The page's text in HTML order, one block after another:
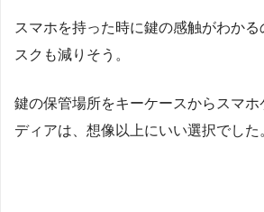
スマホを持った時に鍵の感触がわかる
スクも減りそう。
鍵の保管場所をキーケースからスマホ
ディアは、想像以上にいい選択でした